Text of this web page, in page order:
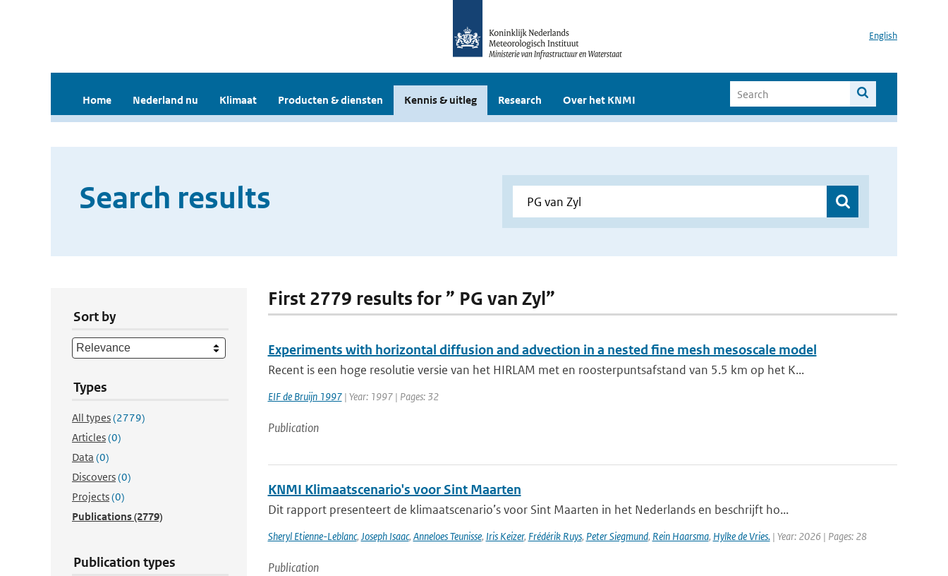
English
Home Nederland nu Klimaat Producten & diensten Kennis & uitleg Research Over het KNMI
Search results
Sort by
Types
All types(2779)
Articles(0)
Data (0)
Discovers(0)
Projects(0)
Publications(2779)
Publication types
First 2779 results for ” PG van Zyl”
Experiments with horizontal diffusion and advection in a nested fine mesh mesoscale model
Recent is een hoge resolutie versie van het HIRLAM met en roosterpuntsafstand van 5.5 km op het K...
EIF de Bruijn 1997| Year: 1997 | Pages: 32
Publication
KNMI Klimaatscenario's voor Sint Maarten
Dit rapport presenteert de klimaatscenario’s voor Sint Maarten in het Nederlands en beschrijft ho...
Sheryl Etienne-Leblanc, Joseph Isaac, Anneloes Teunisse, Iris Keizer, Frédérik Ruys, Peter Siegmund, Rein Haarsma, Hylke de Vries.| Year: 2026 | Pages: 28
Publication